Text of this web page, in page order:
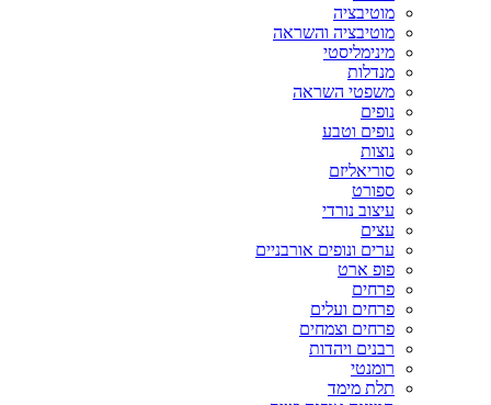
מוטיבציה
מוטיבציה והשראה
מינימליסטי
מנדלות
משפטי השראה
נופים
נופים וטבע
נוצות
סוריאליזם
ספורט
עיצוב נורדי
עצים
ערים ונופים אורבניים
פופ ארט
פרחים
פרחים ועלים
פרחים וצמחים
רבנים ויהדות
רומנטי
תלת מימד